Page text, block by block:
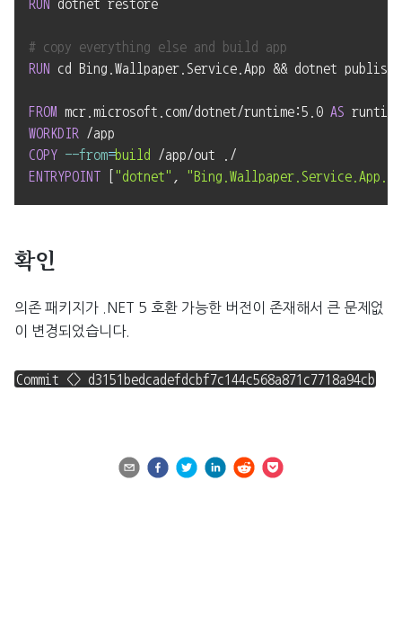
RUN
dotnet restore
# copy everything else and build app
RUN
cd Bing.Wallpaper.Service.App && dotnet
FROM mcr.microsoft.com/dotnet/runtime:5.0 AS runtime
WORKDIR /app
COPY --from=build
/app/out ./
ENTRYPOINT
"dotnet"
확인
의존 패키지가 .NET 5 호환 가능한 버전이 존재해서 큰 문제없
이 변경되었습니다.
Commit <> d3151bedcadefdcbf7c144c568a871c7718a94cb